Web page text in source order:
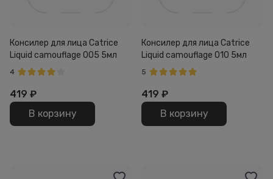
Консилер для лица Catrice
Liquid camouflage 005 5мл
4
419 ₽
В корзину
Консилер для лица Catrice
Liquid camouflage 010 5мл
5
419 ₽
В корзину